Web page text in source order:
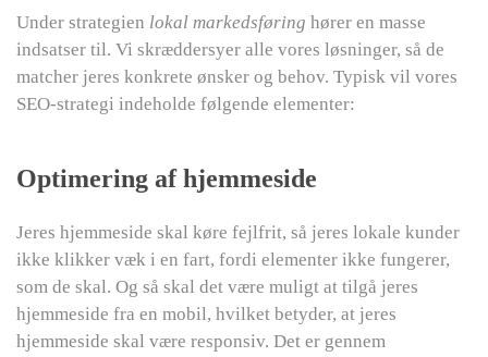
Under strategien lokal markedsføring hører en masse
indsatser til. Vi skræddersyer alle vores løsninger, så de
matcher jeres konkrete ønsker og behov. Typisk vil vores
SEO-strategi indeholde følgende elementer:
Optimering af hjemmeside
Jeres hjemmeside skal køre fejlfrit, så jeres lokale kunder
ikke klikker væk i en fart, fordi elementer ikke fungerer,
som de skal. Og så skal det være muligt at tilgå jeres
hjemmeside fra en mobil, hvilket betyder, at jeres
hjemmeside skal være responsiv. Det er gennem